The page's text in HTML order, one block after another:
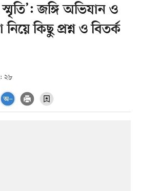
জঙ্গি অভিযান ও
কিছু প্রশ্ন ও বিতর্ক
২৮